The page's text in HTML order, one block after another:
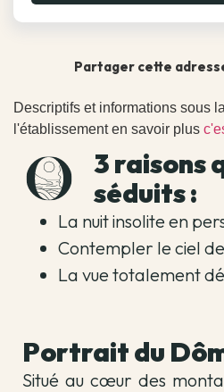
Partager cette
Descriptifs et informations sous
l'établissement en savoir plus
3 raisons
séduits :
La nuit insolite en
Contempler le ciel
La vue totalement
Portrait du
Situé au cœur des